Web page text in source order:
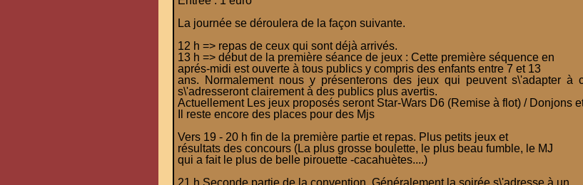
La journée se déroulera de la façon suivante.
12 h => repas de ceux qui sont déjà arrivés.
13 h => début de la première séance de jeux : Cette première séquence en
aprés-midi est ouverte à tous publics y compris des enfants entre 7 et 13
ans. Normalement nous y présenterons des jeux qui peuvent s\'adapter à
s\'adresseront clairement à des publics plus avertis.
Actuellement Les jeux proposés seront Star-Wars D6 (Remise à flot) / Donjons
Il reste encore des places pour des Mjs
Vers 19 - 20 h fin de la première partie et repas. Plus petits jeux et
résultats des concours (La plus grosse boulette, le plus beau fumble, le MJ
qui a fait le plus de belle pirouette -cacahuètes....)
21 h Seconde partie de la convention. Généralement la soirée s\'adresse à un